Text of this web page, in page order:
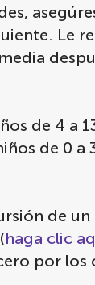
Le
de 4 a
de 0
de
haga clic
por los